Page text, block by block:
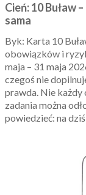
Cień: 10 Buław
sama
Byk: Karta 10
obowiązków i
maja – 31 maja
czegoś nie
prawda. Nie
zadania można
powiedzieć: na